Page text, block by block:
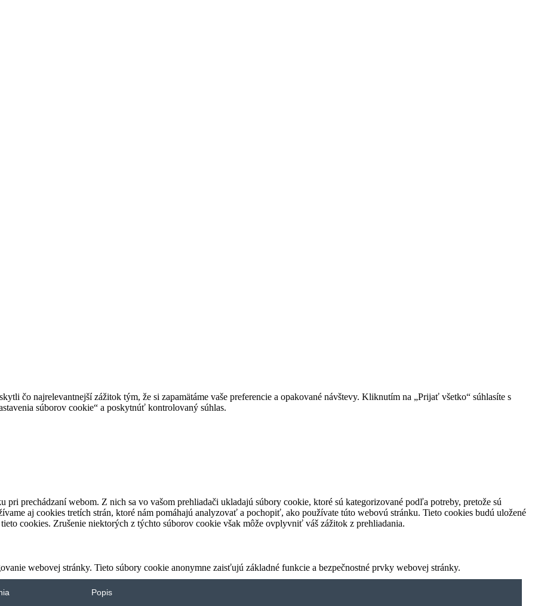
čo najrelevantnejší zážitok tým, že si zapamätáme vaše preferencie a opakované návštevy. Kliknutím na „Prijať všetko“ súhlasíte s
súborov cookie“ a poskytnúť kontrolovaný súhlas.
pri prechádzaní webom. Z nich sa vo vašom prehliadači ukladajú súbory cookie, ktoré sú kategorizované podľa potreby, pretože sú
aj cookies tretích strán, ktoré nám pomáhajú analyzovať a pochopiť, ako používate túto webovú stránku. Tieto cookies budú uložené
cookies. Zrušenie niektorých z týchto súborov cookie však môže ovplyvniť váš zážitok z prehliadania.
webovej stránky. Tieto súbory cookie anonymne zaisťujú základné funkcie a bezpečnostné prvky webovej stránky.
Popis